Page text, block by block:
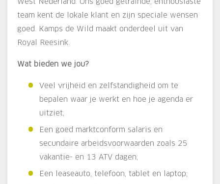
West Nederland. Ons goed getrainde, enthousiaste
team kent de lokale klant en zijn speciale wensen
goed. Kamps de Wild maakt onderdeel uit van
Royal Reesink.
Wat bieden we jou?
Veel vrijheid en zelfstandigheid om te
bepalen waar je werkt en hoe je agenda er
uitziet;
Een goed marktconform salaris en
secundaire arbeidsvoorwaarden zoals 25
vakantie- en 13 ATV dagen;
Een leaseauto, telefoon, tablet en laptop;